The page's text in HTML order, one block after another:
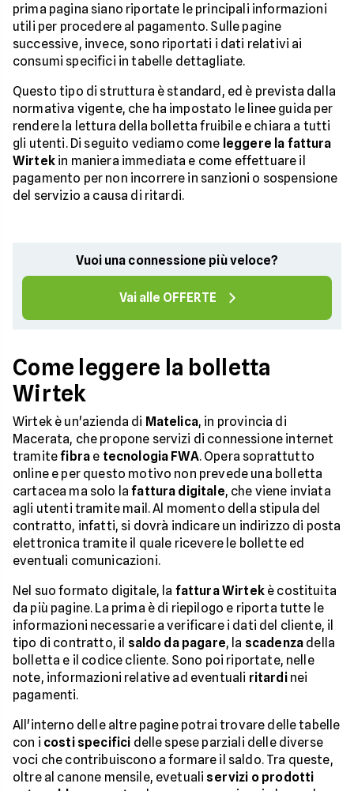
prima pagina siano riportate le principali informazioni
utili per procedere al pagamento. Sulle pagine
successive, invece, sono riportati i dati relativi ai
consumi specifici in tabelle dettagliate.
Questo tipo di struttura è standard, ed è prevista dalla
normativa vigente, che ha impostato le linee guida per
rendere la lettura della bolletta fruibile e chiara a tutti
gli utenti. Di seguito vediamo come leggere la fattura
Wirtekin maniera immediata e come effettuare il
pagamento per non incorrere in sanzioni o sospensione
del servizio a causa di ritardi.
Vuoi una connessione più veloce?
Vai alle OFFERTE
Come leggere la bolletta
Wirtek
Wirtek è un'azienda di Matelica, in provincia di
Macerata, che propone servizi di connessione internet
tramitefibra e tecnologia FWA. Opera soprattutto
online e per questo motivo non prevede una bolletta
cartacea ma solo lafattura digitale, che viene inviata
agli utenti tramite mail. Al momento della stipula del
contratto, infatti, si dovrà indicare un indirizzo di posta
elettronica tramite il quale ricevere le bollette ed
eventuali comunicazioni.
Nel suo formato digitale, la fattura Wirtekè costituita
da più pagine. La prima è di riepilogo e riporta tutte le
informazioni necessarie a verificare i dati del cliente, il
tipo di contratto, il saldo da pagare, la scadenza della
bolletta e il codice cliente. Sono poi riportate, nelle
note, informazioni relative ad eventuali ritardinei
pagamenti.
All'interno delle altre pagine potrai trovare delle tabelle
con i costi specifici delle spese parziali delle diverse
voci che contribuiscono a formare il saldo. Tra queste,
oltre al canone mensile, evetuali servizi o prodotti